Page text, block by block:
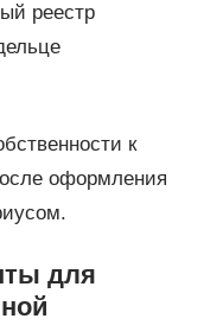
реестр
к
оформления
для